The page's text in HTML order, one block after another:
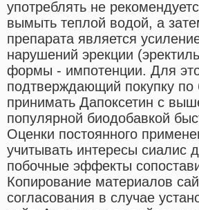
употреблять не
вымыть теплой водой, а
препарата является
нарушений эрекции
формы - импотенции. Для
подтверждающий покупку по
принимать Дапоксетин с
популярной биодобавкой
Оценки постоянного
учитывать интересы сиалис
побочные эффекты
Копирование материалов
согласования в случае